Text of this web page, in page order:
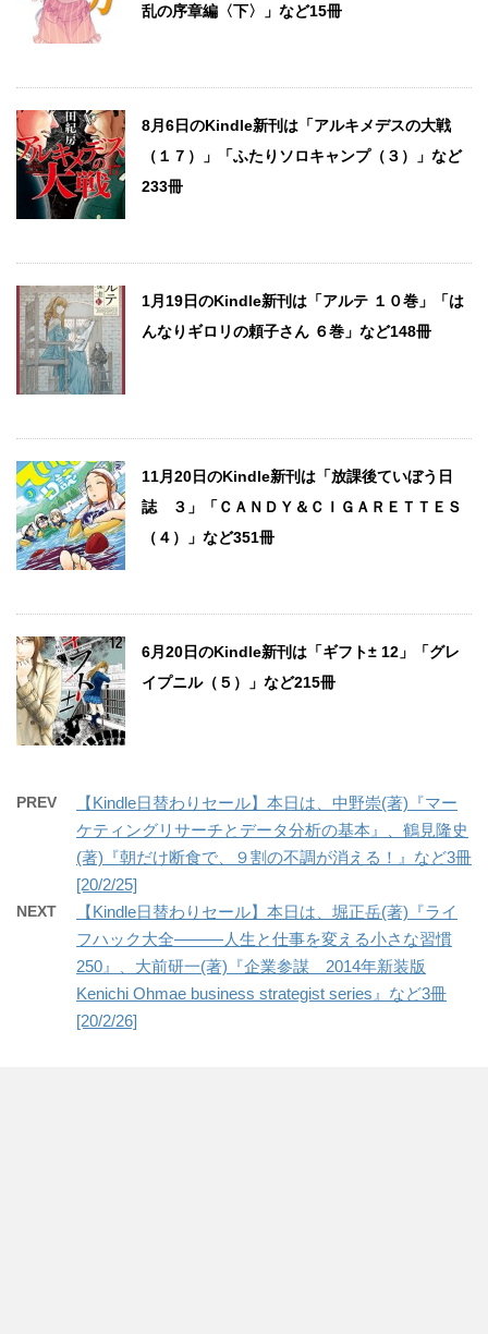
乱の序章編〈下〉」など15冊
8月6日のKindle新刊は「アルキメデスの大戦
（１７）」「ふたりソロキャンプ（３）」など
233冊
1月19日のKindle新刊は「アルテ １０巻」「は
んなりギロリの頼子さん ６巻」など148冊
11月20日のKindle新刊は「放課後ていぼう日
誌 ３」「ＣＡＮＤＹ＆ＣＩＧＡＲＥＴＴＥＳ
（４）」など351冊
6月20日のKindle新刊は「ギフト± 12」「グレ
イプニル（５）」など215冊
PREV
【Kindle日替わりセール】本日は、中野崇(著)『マー
ケティングリサーチとデータ分析の基本』、鶴見隆史
(著)『朝だけ断食で、９割の不調が消える！』など3冊
[20/2/25]
NEXT
【Kindle日替わりセール】本日は、堀正岳(著)『ライ
フハック大全―――人生と仕事を変える小さな習慣
250』、大前研一(著)『企業参謀 2014年新装版
Kenichi Ohmae business strategist series』など3冊
[20/2/26]